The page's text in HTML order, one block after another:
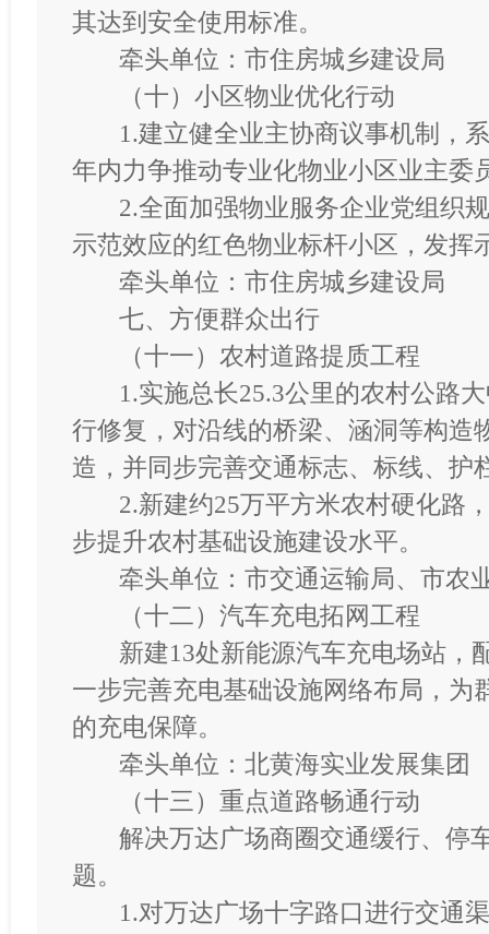
其达到安全使用标准。
牵头单位：市住房城乡建设局
（十）小区物业优化行动
1.建立健全业主协商议事机制，
年内力争推动专业化物业小区业主委
2.全面加强物业服务企业党组织
示范效应的红色物业标杆小区，发挥
牵头单位：市住房城乡建设局
七、方便群众出行
（十一）农村道路提质工程
1.实施总长25.3公里的农村公路
行修复，对沿线的桥梁、涵洞等构造
造，并同步完善交通标志、标线、护
2.新建约25万平方米农村硬化路
步提升农村基础设施建设水平。
牵头单位：市交通运输局、市农
（十二）汽车充电拓网工程
新建13处新能源汽车充电场站，
一步完善充电基础设施网络布局，为
的充电保障。
牵头单位：北黄海实业发展集团
（十三）重点道路畅通行动
解决万达广场商圈交通缓行、停
题。
1.对万达广场十字路口进行交通